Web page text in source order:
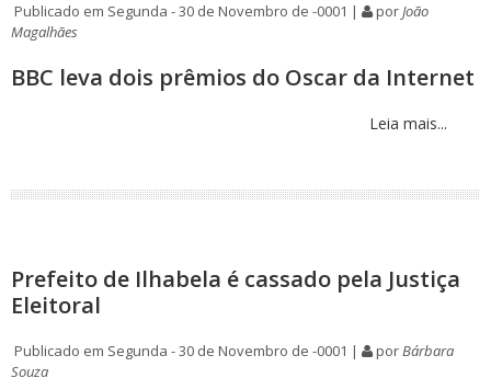
Publicado em Segunda - 30 de Novembro de -0001 | porJoão
Magalhães
BBC leva dois prêmios do Oscar da Internet
Leia mais...
Prefeito de Ilhabela é cassado pela Justiça
Eleitoral
Publicado em Segunda - 30 de Novembro de -0001 | porBárbara
Souza